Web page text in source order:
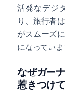
活発なデジ
り、旅行者
がスムーズ
になっていま
なぜガー
惹きつけ